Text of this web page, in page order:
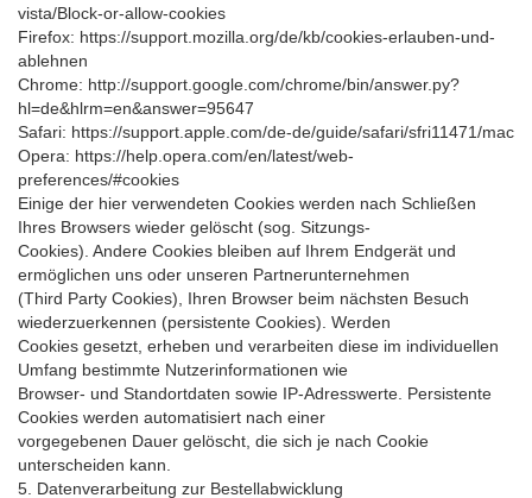
vista/Block-or-allow-cookies
Firefox: https://support.mozilla.org/de/kb/cookies-erlauben-und-
ablehnen
Chrome: http://support.google.com/chrome/bin/answer.py?
hl=de&hlrm=en&answer=95647
Safari: https://support.apple.com/de-de/guide/safari/sfri11471/mac
Opera: https://help.opera.com/en/latest/web-
preferences/#cookies
Einige der hier verwendeten Cookies werden nach Schließen
Ihres Browsers wieder gelöscht (sog. Sitzungs-
Cookies). Andere Cookies bleiben auf Ihrem Endgerät und
ermöglichen uns oder unseren Partnerunternehmen
(Third Party Cookies), Ihren Browser beim nächsten Besuch
wiederzuerkennen (persistente Cookies). Werden
Cookies gesetzt, erheben und verarbeiten diese im individuellen
Umfang bestimmte Nutzerinformationen wie
Browser- und Standortdaten sowie IP-Adresswerte. Persistente
Cookies werden automatisiert nach einer
vorgegebenen Dauer gelöscht, die sich je nach Cookie
unterscheiden kann.
5. Datenverarbeitung zur Bestellabwicklung